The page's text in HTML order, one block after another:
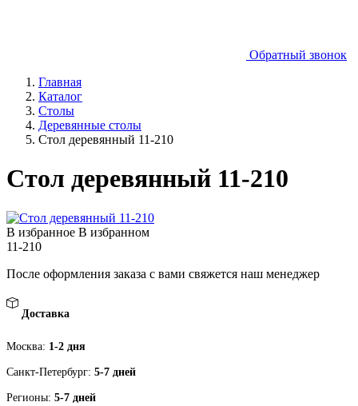
Обратный звонок
Главная
Каталог
Столы
Деревянные столы
Стол деревянный 11-210
Стол деревянный 11-210
В избранное В избранном
11-210
После оформления заказа с вами свяжется наш менеджер
Доставка
Москва: 1-2 дня
Санкт-Петербург: 5-7 дней
Регионы: 5-7 дней